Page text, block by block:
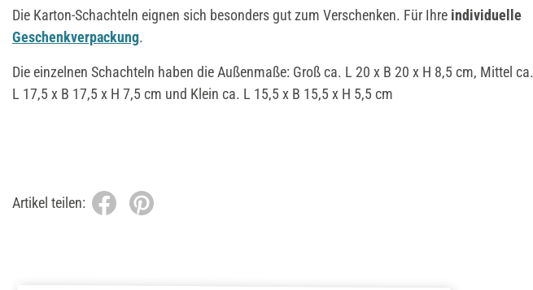
Die Karton-Schachteln eignen sich besonders gut zum Verschenken. Für Ihre individuelle
Geschenkverpackung.
Die einzelnen Schachteln haben die Außenmaße: Groß ca. L 20 x B 20 x H 8,5 cm, Mittel ca.
L 17,5 x B 17,5 x H 7,5 cm und Klein ca. L 15,5 x B 15,5 x H 5,5 cm
Artikel teilen: